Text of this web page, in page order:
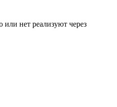
или нет реализуют через